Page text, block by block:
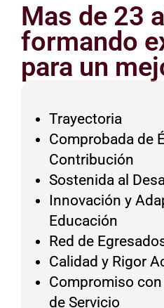
Mas de 23
formando
para un
Trayectoria
Comprobada de
Contribución
Sostenida al
Innovación y
Educación
Red de
Calidad y Rigor
Compromiso
de Servicio